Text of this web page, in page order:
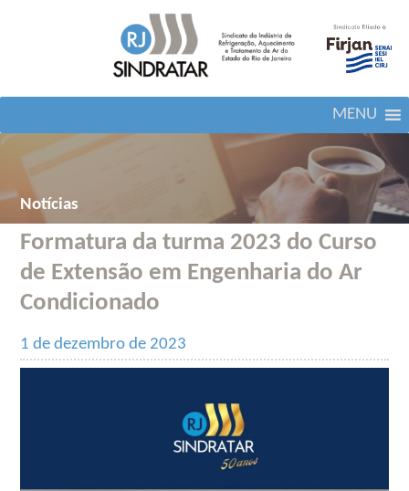
MENU
Notícias
Formatura da turma 2023 do Curso
de Extensão em Engenharia do Ar
Condicionado
1 de dezembro de 2023